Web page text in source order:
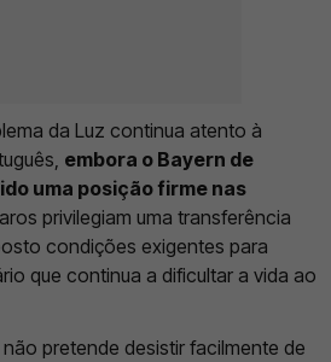
da Luz continua atento à
embora o Bayern de
uma posição firme nas
privilegiam uma transferência
condições exigentes para
que continua a dificultar a vida ao
pretende desistir facilmente de